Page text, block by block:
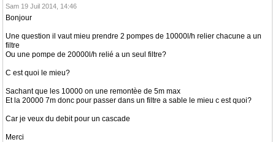
Sam 19 Juil 2014, 14:46
Bonjour
Une question il vaut mieu prendre 2 pompes de 10000l/h relier chacune a un
filtre
Ou une pompe de 20000l/h relié a un seul filtre?
C est quoi le mieu?
Sachant que les 10000 on une remontèe de 5m max
Et la 20000 7m donc pour passer dans un filtre a sable le mieu c est quoi?
Car je veux du debit pour un cascade
Merci